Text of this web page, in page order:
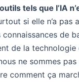
tels que l’IA
si elle n’a pas
de
de la technologie
ne sommes pas
comment ça